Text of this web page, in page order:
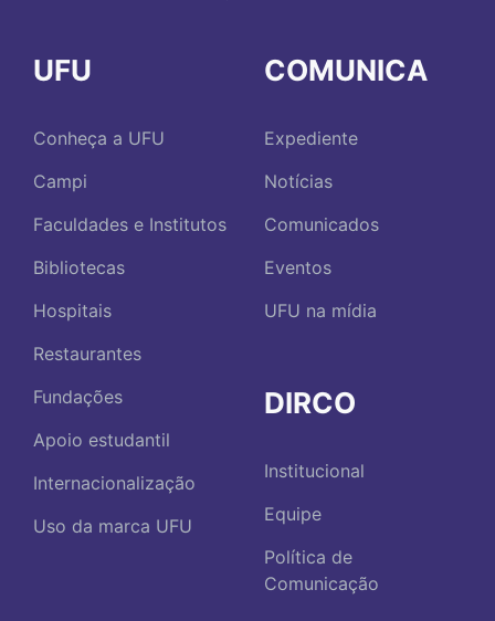
UFU
Conheça a UFU
Campi
Faculdades e Institutos
Bibliotecas
Hospitais
Restaurantes
Fundações
Apoio estudantil
Internacionalização
Uso da marca UFU
COMUNICA
Expediente
Notícias
Comunicados
Eventos
UFU na mídia
DIRCO
Institucional
Equipe
Política de
Comunicação